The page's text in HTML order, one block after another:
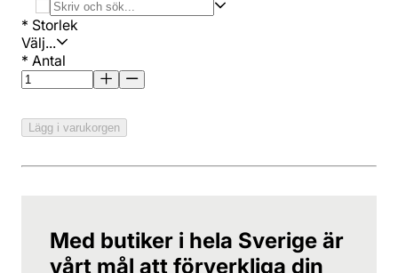
* Storlek
Välj...
* Antal
Lägg i varukorgen
Med butiker i hela Sverige är
vårt mål att förverkliga din